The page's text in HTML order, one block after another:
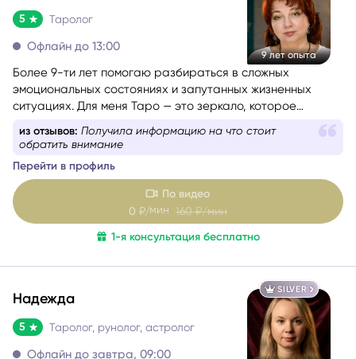
PLATINUM
Елена Антипова
5 Таролог
Офлайн до 13:00
Более 9-ти лет помогаю разбираться в сложных
эмоциональных состояниях и запутанных жизненных
ситуациях. Для меня Таро — это зеркало, которое
отражает ваш внутренний мир и помогает найти ответы и
уверенность в своих решениях.
Перейти в профиль
По видео
0 ₽/мин160 ₽/мин
SILVER
Надежда
5